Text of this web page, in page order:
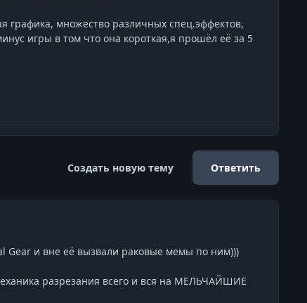
множество различных спец.эффектов,
игры в том что она короткая,я прошёл её за 5
Создать новую тему Ответить
Gear и вне её вызвали раковые мемы по ним)))
разрезания всего и вся на МЕЛЬЧАЙШИЕ